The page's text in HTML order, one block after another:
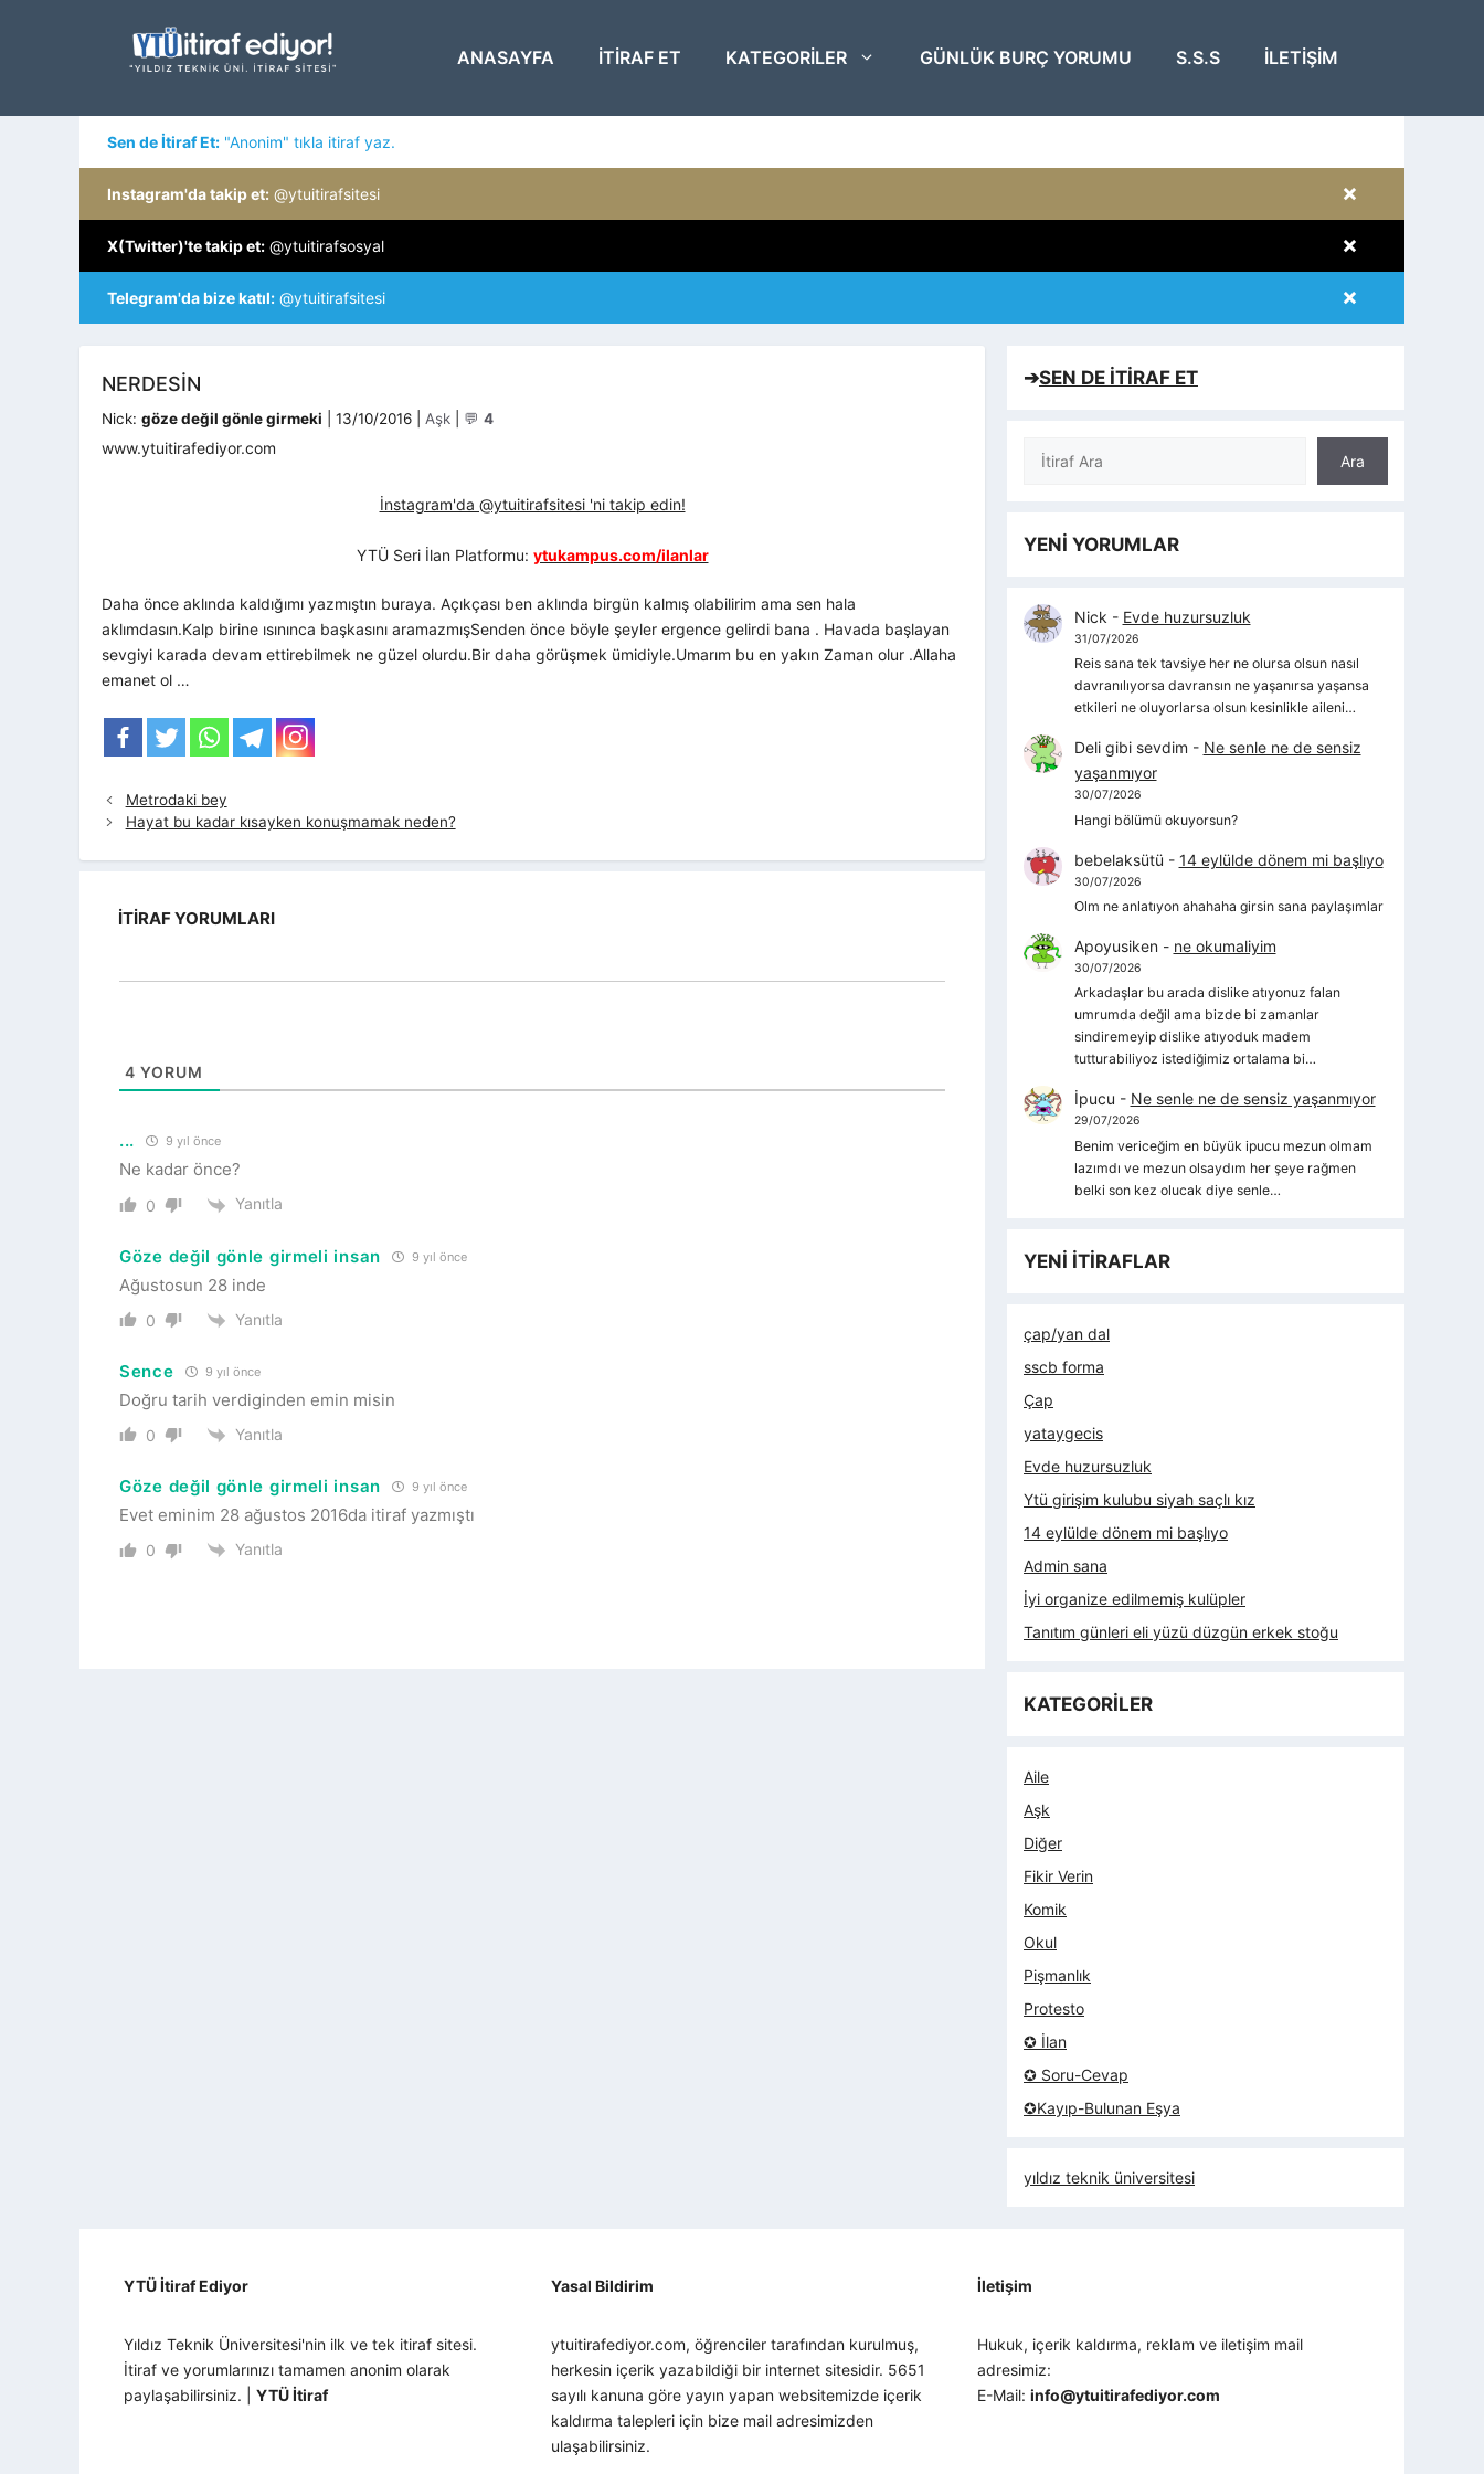
ANASAYFA ITIRAF ET KATEGORILER GÜNLÜK BURÇ YORUMU S.S.S İLETIŞIM
Sen de İtiraf Et: "Anonim" tıkla itiraf yaz.
×
Instagram'da takip et: @ytuitirafsitesi
×
X(Twitter)'te takip et: @ytuitirafsosyal
×
Telegram'da bize katıl: @ytuitirafsitesi
NERDESIN
Nick: göze değil gönle girmeki 13/10/2016 Kategoriler
Aşk 💬 4
www.ytuitirafediyor.com
İnstagram'da @ytuitirafsitesi 'ni takip edin!
YTÜ Seri İlan Platformu: ytukampus.com/ilanlar
Daha önce aklında kaldığımı yazmıştın buraya. Açıkçası ben aklında birgün kalmış olabilirim ama sen hala
aklımdasın.Kalp birine ısınınca başkasını aramazmışSenden önce böyle şeyler ergence gelirdi bana . Havada başlayan
sevgiyi karada devam ettirebilmek ne güzel olurdu.Bir daha görüşmek ümidiyle.Umarım bu en yakın Zaman olur .Allaha
emanet ol …
Metrodaki bey
Hayat bu kadar kısayken konuşmamak neden?
İTIRAF YORUMLARI
4 YORUM
... 9 yıl önce
Ne kadar önce?
0 Yanıtla
Göze değil gönle girmeli insan 9 yıl önce
Ağustosun 28 inde
0 Yanıtla
Sence 9 yıl önce
Doğru tarih verdiginden emin misin
0 Yanıtla
Göze değil gönle girmeli insan 9 yıl önce
Evet eminim 28 ağustos 2016da itiraf yazmıştı
0 Yanıtla
➔SEN DE İTİRAF ET
Ara
Ara
YENİ YORUMLAR
Nick - Evde huzursuzluk
31/07/2026
Reis sana tek tavsiye her ne olursa olsun nasıl
davranılıyorsa davransın ne yaşanırsa yaşansa
etkileri ne oluyorlarsa olsun kesinlikle aileni…
Deli gibi sevdim - Ne senle ne de sensiz
yaşanmıyor
30/07/2026
Hangi bölümü okuyorsun?
bebelaksütü - 14 eylülde dönem mi başlıyo
30/07/2026
Olm ne anlatıyon ahahaha girsin sana paylaşımlar
Apoyusiken- ne okumaliyim
30/07/2026
Arkadaşlar bu arada dislike atıyonuz falan
umrumda değil ama bizde bi zamanlar
sindiremeyip dislike atıyoduk madem
tutturabiliyoz istediğimiz ortalama bi…
İpucu - Ne senle ne de sensiz yaşanmıyor
29/07/2026
Benim vericeğim en büyük ipucu mezun olmam
lazımdı ve mezun olsaydım her şeye rağmen
belki son kez olucak diye senle…
YENİ İTİRAFLAR
çap/yan dal
sscb forma
Çap
yataygecis
Evde huzursuzluk
Ytü girişim kulubu siyah saçlı kız
14 eylülde dönem mi başlıyo
Admin sana
İyi organize edilmemiş kulüpler
Tanıtım günleri eli yüzü düzgün erkek stoğu
KATEGORİLER
Aile
Aşk
Diğer
Fikir Verin
Komik
Okul
Pişmanlık
Protesto
✪ İlan
✪ Soru-Cevap
✪Kayıp-Bulunan Eşya
yıldız teknik üniversitesi
YTÜ İtiraf Ediyor
Yıldız Teknik Üniversitesi'nin ilk ve tek itiraf sitesi.
İtiraf ve yorumlarınızı tamamen anonim olarak
paylaşabilirsiniz. | YTÜ İtiraf
Yasal Bildirim
ytuitirafediyor.com, öğrenciler tarafından kurulmuş,
herkesin içerik yazabildiği bir internet sitesidir. 5651
sayılı kanuna göre yayın yapan websitemizde içerik
kaldırma talepleri için bize mail adresimizden
ulaşabilirsiniz.
İletişim
Hukuk, içerik kaldırma, reklam ve iletişim mail
adresimiz:
E-Mail:info@ytuitirafediyor.com